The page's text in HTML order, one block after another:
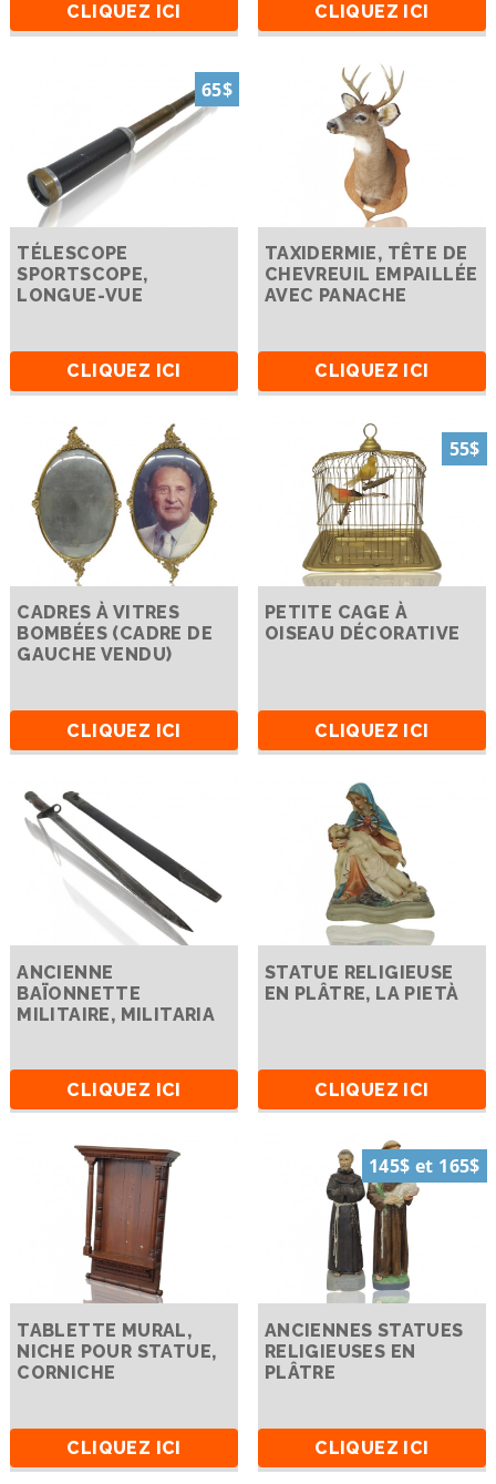
CLIQUEZ ICI CLIQUEZ ICI
65$
TÉLESCOPE
SPORTSCOPE,
LONGUE-VUE
CLIQUEZ ICI
TAXIDERMIE, TÊTE DE
CHEVREUIL EMPAILLÉE
AVEC PANACHE
CLIQUEZ ICI
CADRES À VITRES
BOMBÉES (CADRE DE
GAUCHE VENDU)
CLIQUEZ ICI
55$
PETITE CAGE À
OISEAU DÉCORATIVE
CLIQUEZ ICI
ANCIENNE
BAÏONNETTE
MILITAIRE, MILITARIA
CLIQUEZ ICI
STATUE RELIGIEUSE
EN PLÂTRE, LA PIETÀ
CLIQUEZ ICI
TABLETTE MURAL,
NICHE POUR STATUE,
CORNICHE
CLIQUEZ ICI
145$ et 165$
ANCIENNES STATUES
RELIGIEUSES EN
PLÂTRE
CLIQUEZ ICI